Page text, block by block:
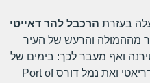
בעזרת הרכבל להר דאייטי
מההמולה והרעש של העיר
ואף מעבר לכך: בימים של
ראות טובה ניתן לראות את הים האדריאטי ואת נמל דורס Port of